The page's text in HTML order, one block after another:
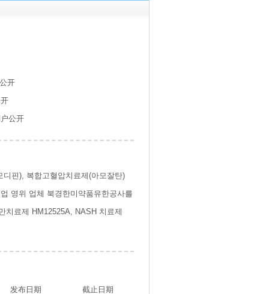
开
公开
핀), 복합고혈압치료제(아모잘탄)
영위 업체 북경한미약품유한공사를
치료제 HM12525A, NASH 치료제
发布日期 截止日期